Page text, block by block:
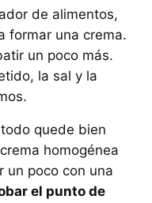
de alimentos,
formar una crema.
un poco más.
la sal y la
quede bien
homogénea
un poco con una
el punto de